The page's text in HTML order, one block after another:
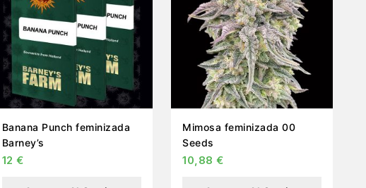
Banana Punch feminizada
Barney’s
12 €
Mimosa feminizada 00
Seeds
10,88 €